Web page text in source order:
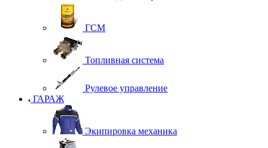
ГСМ
Топливная система
Рулевое управление
ГАРАЖ
Экипировка механика